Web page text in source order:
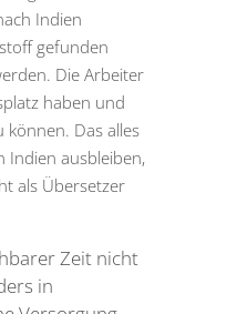
Indien
gefunden
Die Arbeiter
haben und
können. Das alles
Indien ausbleiben,
als Übersetzer
Zeit nicht
in